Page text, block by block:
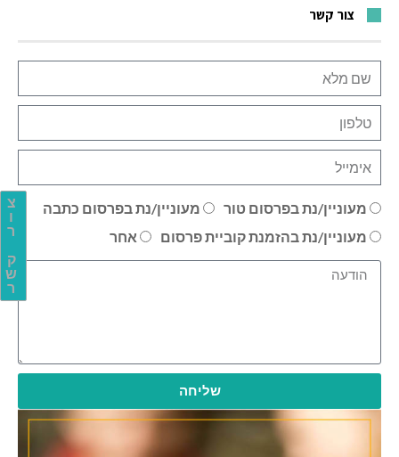
צ
ו
ר
ק
ש
ר
צור קשר
מעוניין/נת בפרסום טור
מעוניין/נת בפרסום כתבה
מעוניין/נת בהזמנת קוביית פרסום
אחר
שליחה